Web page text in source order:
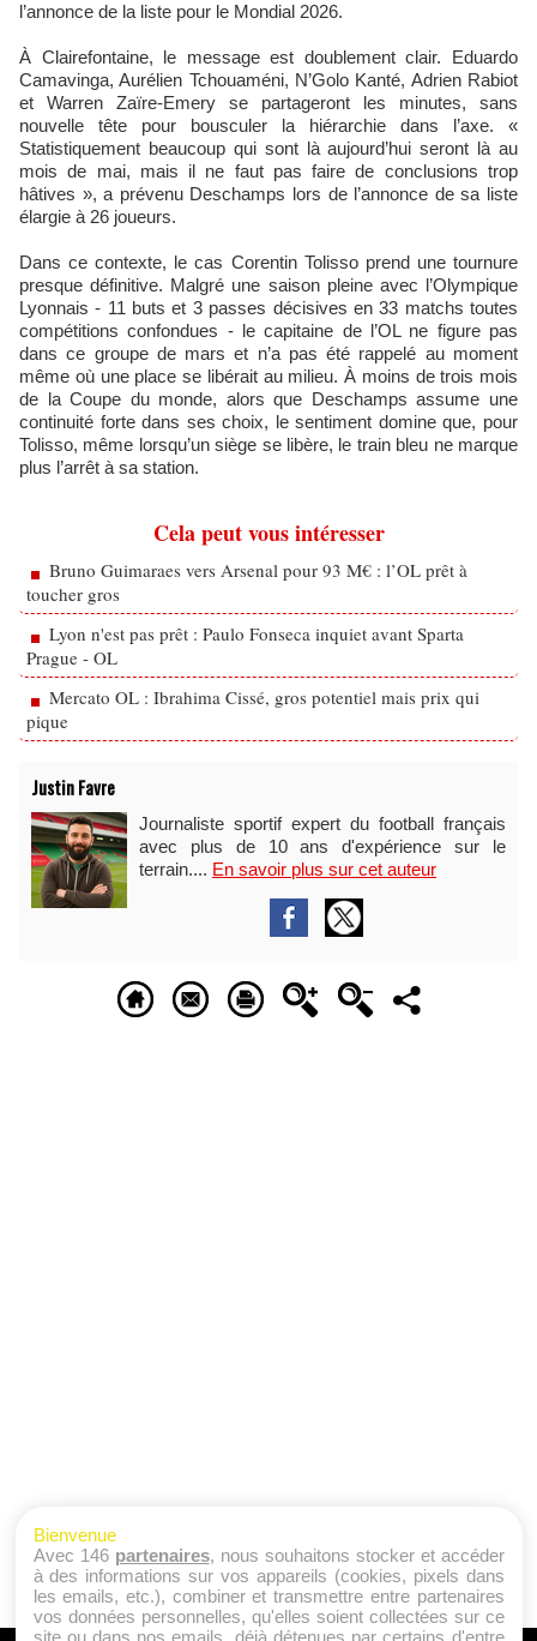
l’annonce de la liste pour le Mondial 2026.
À Clairefontaine, le message est doublement clair. Eduardo
Camavinga, Aurélien Tchouaméni, N’Golo Kanté, Adrien Rabiot
et Warren Zaïre-Emery se partageront les minutes, sans
nouvelle tête pour bousculer la hiérarchie dans l’axe. «
Statistiquement beaucoup qui sont là aujourd’hui seront là au
mois de mai, mais il ne faut pas faire de conclusions trop
hâtives », a prévenu Deschamps lors de l’annonce de sa liste
élargie à 26 joueurs.
Dans ce contexte, le cas Corentin Tolisso prend une tournure
presque définitive. Malgré une saison pleine avec l’Olympique
Lyonnais - 11 buts et 3 passes décisives en 33 matchs toutes
compétitions confondues - le capitaine de l’OL ne figure pas
dans ce groupe de mars et n’a pas été rappelé au moment
même où une place se libérait au milieu. À moins de trois mois
de la Coupe du monde, alors que Deschamps assume une
continuité forte dans ses choix, le sentiment domine que, pour
Tolisso, même lorsqu’un siège se libère, le train bleu ne marque
plus l’arrêt à sa station.
Cela peut vous intéresser
Bruno Guimaraes vers Arsenal pour 93 M€ : l’OL prêt à
toucher gros
Lyon n'est pas prêt : Paulo Fonseca inquiet avant Sparta
Prague - OL
Mercato OL : Ibrahima Cissé, gros potentiel mais prix qui
pique
Justin Favre
Journaliste sportif expert du football français
avec plus de 10 ans d'expérience sur le
terrain.... En savoir plus sur cet auteur
Bienvenue
Avec 146 partenaires, nous souhaitons stocker et accéder
à des informations sur vos appareils (cookies, pixels dans
les emails, etc.), combiner et transmettre entre partenaires
vos données personnelles, qu'elles soient collectées sur ce
site ou dans nos emails, déjà détenues par certains d'entre